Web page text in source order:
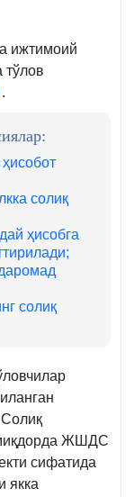
ижтимоий
тўлов
СК
.
солиқ
ҳисобга
солиқ
миқдорда ЖШДС
сифатида
якка